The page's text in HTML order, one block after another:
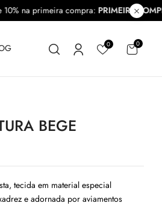
10% na primeira compra:
0 0
BEGE
tecida em material especial
e adornada por aviamentos